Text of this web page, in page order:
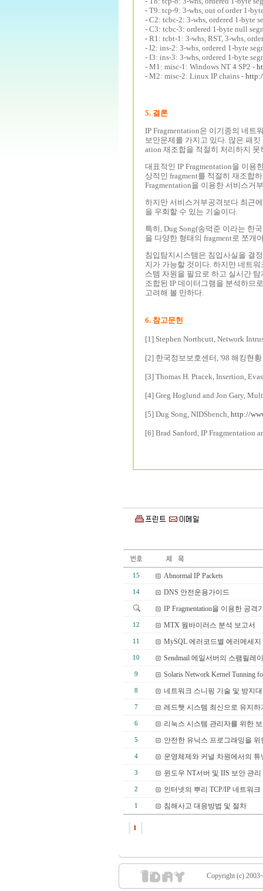
- T9: tcp-9: 3-whs, out of order 1-
- C2: tcbc-2: 3-whs, ordered 1-byte
- C3: tcbc-3: ordered 1-byte null
- R1: tcbt-1: 3-whs, RST, 3-whs,
- I2: ins-2: 3-whs, ordered 1-byte
- I3: ins-3: 3-whs, ordered 1-byte
- M1: misc-1: Windows NT 4 SP2 -
- M2: misc-2: Linux IP chains -
5. 결론
IP Fragmentation은 이기종의 네트
보안문제를 가지고 있다. 많은 패
ation 재조합을 적절히 처리하지 못
대표적인 IP Fragmentation을 이용
상적인 fragment를 적절히 재조합
Fragmentation을 이용한 서비스거
하지만 서비스거부공격보다 최근
을 우회할 수 있는 기술이다.
특히, Dug Song(송덕준 이라는 한
을 다양한 형태의 fragment로 쪼개
침입탐지시스템은 침입사실을 결
지가 가능할 것이다. 하지만 네트
스템 자원을 필요로 하고 실시간
조합된 IP 데이터그램을 분석하므
고려해 볼 만하다.
6. 참고문헌
[1] Stephen Northcutt, Network
[2] 한국정보보호센터, '98 해킹현
[3] Thomas H. Ptacek, Insertion,
[4] Greg Hoglund and Jon Gary,
[5] Dug Song, NIDSbench,http://
[6] Brad Sanford, IP Fragmentation
15 Abnormal IP Packets
14
DNS 안전운용가이드
IP Fragmentation을 이용한 공격
12 MTX 웜바이러스 분석 보고서
11 MySQL 에러코드별 에러메세지
10 Sendmail 메일서버의 스팸릴레
9 Solaris Network Kernel Tunning
8 네트워크 스니핑 기술 및 방지
7 레드햇 시스템 최신으로 유지하
6 리눅스 시스템 관리자를 위한
5 안전한 유닉스 프로그래밍을 위
4 운영체제와 커널 차원에서의 튜
3 윈도우 NT서버 및 IIS 보안 관리
2 인터넷의 뿌리 TCP/IP 네트워
1 침해사고 대응방법 및 절차
1
Copyright (c)